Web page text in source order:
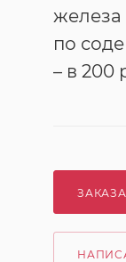
железа
по
– в 200